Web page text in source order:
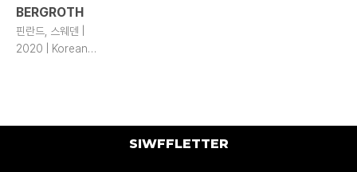
BERGROTH
핀란드, 스웨덴 |
2020 | Korean
SIWFFLETTER